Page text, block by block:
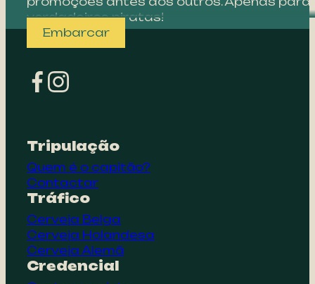
verdadeiros piratas!
Embarcar
Tripulação
Quem é o capitão?
Contactar
Tráfico
Cerveja Belga
Cerveja Holandesa
Cerveja Alemã
Credencial